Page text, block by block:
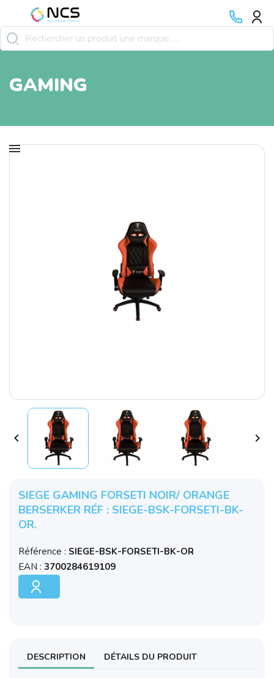
GAMING
 
SIEGE GAMING FORSETI NOIR/ ORANGE
BERSERKER RÉF : SIEGE-BSK-FORSETI-BK-
OR.
Référence : SIEGE-BSK-FORSETI-BK-OR
EAN : 3700284619109
DESCRIPTION DÉTAILS DU PRODUIT